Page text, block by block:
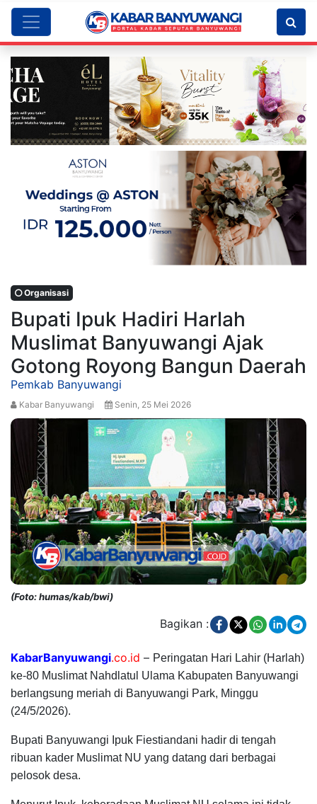
Organisasi
Bupati Ipuk Hadiri Harlah
Muslimat Banyuwangi Ajak
Gotong Royong Bangun Daerah
Pemkab Banyuwangi
Kabar Banyuwangi Senin, 25 Mei 2026
(Foto: humas/kab/bwi)
Bagikan :
KabarBanyuwangi.co.id – Peringatan Hari Lahir (Harlah)
ke-80 Muslimat Nahdlatul Ulama Kabupaten Banyuwangi
berlangsung meriah di Banyuwangi Park, Minggu
(24/5/2026).
Bupati Banyuwangi Ipuk Fiestiandani hadir di tengah
ribuan kader Muslimat NU yang datang dari berbagai
pelosok desa.